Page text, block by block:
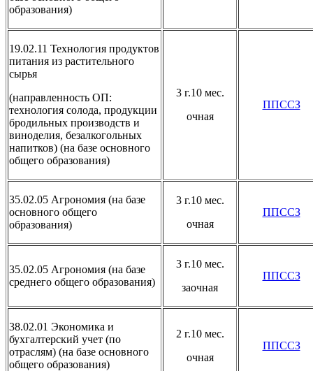
образования)
19.02.11 Технология продуктов
питания из растительного
сырья
(направленность ОП:
технология солода, продукции
бродильных производств и
виноделия, безалкогольных
напитков) (на базе основного
общего образования)
3 г.10 мес.
очная
ППССЗ
35.02.05 Агрономия (на базе
основного общего
образования)
3 г.10 мес.
очная
ППССЗ
35.02.05 Агрономия (на базе
среднего общего образования)
3 г.10 мес.
заочная
ППССЗ
38.02.01 Экономика и
бухгалтерский учет (по
отраслям) (на базе основного
общего образования)
2 г.10 мес.
очная
ППССЗ